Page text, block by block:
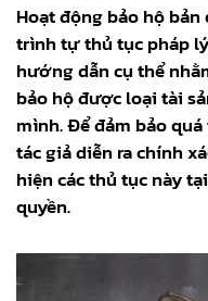
Hoạt động bảo hộ
trình tự thủ tục pháp
hướng dẫn cụ thể
bảo hộ được loại tài
mình. Để đảm bảo
tác giả diễn ra chính
hiện các thủ tục này
quyền.